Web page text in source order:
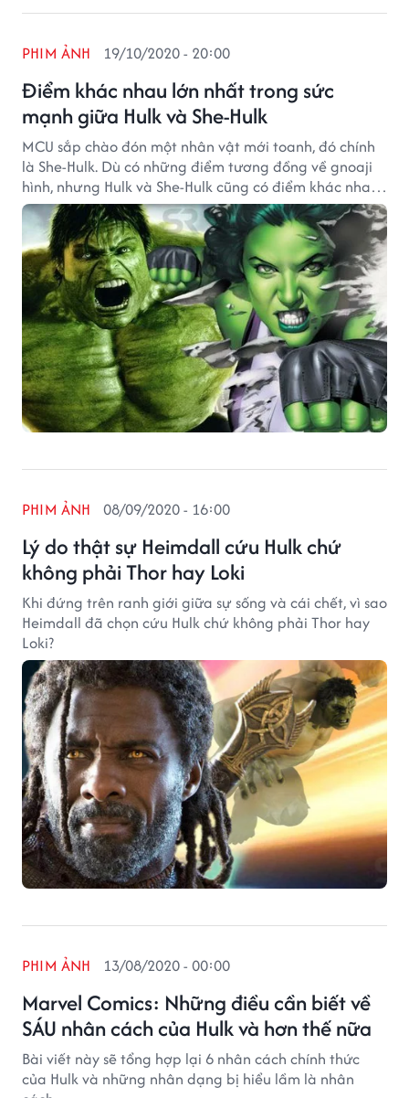
Điểm khác nhau lớn nhất trong sức
mạnh giữa Hulk và She-Hulk
PHIM ẢNH 19/10/2020 - 20:00
MCU sắp chào đón một nhân vật mới toanh, đó chính
là She-Hulk. Dù có những điểm tương đồng về gnoaji
hình, nhưng Hulk và She-Hulk cũng có điểm khác nhau
cơ bản trong sức mạnh
Lý do thật sự Heimdall cứu Hulk chứ
không phải Thor hay Loki
PHIM ẢNH 08/09/2020 - 16:00
Khi đứng trên ranh giới giữa sự sống và cái chết, vì sao
Heimdall đã chọn cứu Hulk chứ không phải Thor hay
Loki?
Marvel Comics: Những điều cần biết về
SÁU nhân cách của Hulk và hơn thế nữa
PHIM ẢNH 13/08/2020 - 00:00
Bài viết này sẽ tổng hợp lại 6 nhân cách chính thức
của Hulk và những nhân dạng bị hiểu lầm là nhân